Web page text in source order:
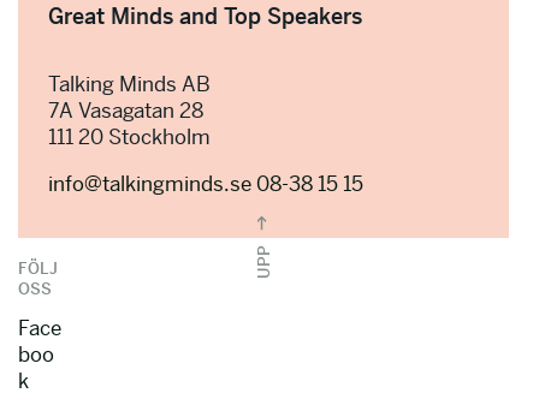
Great Minds and Top Speakers
Talking Minds AB
7A Vasagatan 28
111 20 Stockholm
info@talkingminds.se08-38 15 15
UPP
FÖLJ
OSS
Face
boo
k